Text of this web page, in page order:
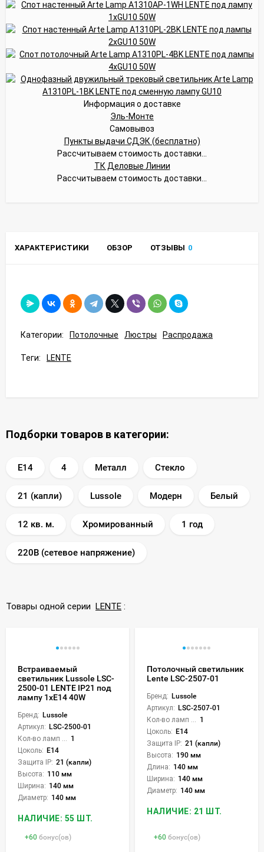
Информация о доставке
Эль-Монте
Самовывоз
Пункты выдачи СДЭК (бесплатно)
Рассчитываем стоимость доставки...
ТК Деловые Линии
Рассчитываем стоимость доставки...
ХАРАКТЕРИСТИКИ ОБЗОР ОТЗЫВЫ 0
Категории: Потолочные Люстры Распродажа
Теги: LENTE
Подборки товаров в категории:
E14 4 Металл Стекло
21 (капли) Lussole Модерн Белый
12 кв. м. Хромированный 1 год
220В (сетевое напряжение)
Товары одной серии LENTE :
Встраиваемый
светильник Lussole LSC-
2500-01 LENTE IP21 под
лампу 1xE14 40W
Бренд: Lussole
Артикул: LSC-2500-01
1
Цоколь: E14
Защита IP: 21 (капли)
Высота: 110 мм
Ширина: 140 мм
Диаметр: 140 мм
НАЛИЧИЕ: 55 ШТ.
+60 бонус(ов)
Потолочный светильник
Lente LSC-2507-01
Бренд: Lussole
Артикул: LSC-2507-01
1
Цоколь: E14
Защита IP: 21 (капли)
Высота: 190 мм
Длина: 140 мм
Ширина: 140 мм
Диаметр: 140 мм
НАЛИЧИЕ: 21 ШТ.
+60 бонус(ов)